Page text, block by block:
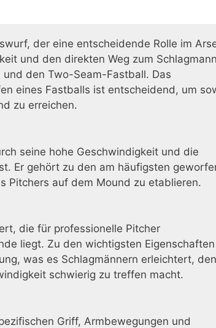
der eine entscheidende Rolle im
und den direkten Weg zum
den Two-Seam-Fastball. Das
eines Fastballs ist entscheidend, um
zu erreichen.
seine hohe Geschwindigkeit und die
Er gehört zu den am häufigsten
Pitchers auf dem Mound zu etablieren.
die für professionelle Pitcher
liegt. Zu den wichtigsten Eigenschaften
was es Schlagmännern erleichtert, den
schwierig zu treffen macht.
Griff, Armbewegungen und